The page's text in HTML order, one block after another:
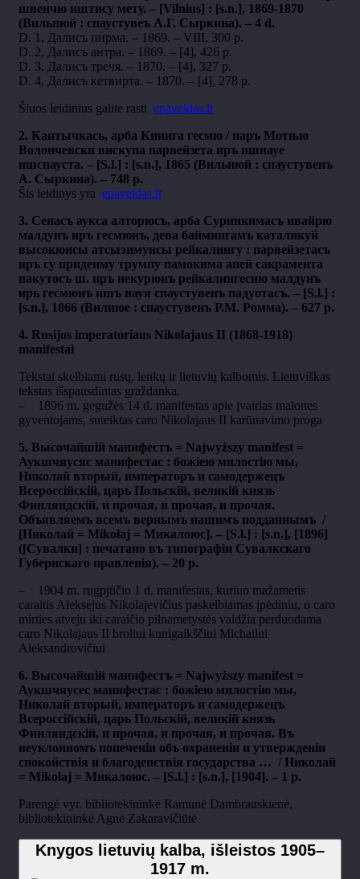
швенчю иштису мету. – [Vilnius] : [s.n.], 1869-1870
(Вильнюй : спаустувеъ А.Г. Сыркина). – 4 d.
D. 1, Далисъ пирма. – 1869. – VIII, 300 p.
D. 2, Далисъ антра. – 1869. – [4], 426 p.
D. 3, Далисъ тречя. – 1870. – [4], 327 p.
D. 4, Далисъ кетвирта. – 1870. – [4], 278 p.
Šiuos leidinius galite rasti epaveldas.lt
2. Кантычкась, арба Книнга гесмю / паръ Мотњю
Волончевски вискупа парвейзета иръ ишнауе
ишспауста. – [S.l.] : [s.n.], 1865 (Вильнюй : спаустувенъ
А. Сыркина). – 748 p.
Šis leidinys yra epaveldas.lt
3. Сенасъ аукса алторюсъ, арба Суринкимасъ ивайрю
малдунъ иръ гесмюнъ, дева баймингамъ каталикуй
высокюнсы атсыэимунсы рейкалингу : парвейзетасъ
иръ су придеиму трумпу памокима апей сакрамента
пакутосъ ш. иръ некурюнъ рейкалингесню малдунъ
ирь гесмюнъ ишъ науя спаустувенъ падуотасъ. – [S.l.] :
[s.n.], 1866 (Вилнюе : спаустувенъ Р.М. Ромма). – 627 p.
4. Rusijos imperatoriaus Nikolajaus II (1868-1918)
manifestai
Tekstai skelbiami rusų, lenkų ir lietuvių kalbomis. Lietuviškas
tekstas išspausdintas graždanka.
– 1896 m. gegužės 14 d. manifestas apie įvairias malones
gyventojams, suteiktas caro Nikolajaus II karūnavimo proga
5. Высочайшiй манифестъ = Najwyższy manifest =
Аукшчяусяс манифестас : божіею милостію мы,
Николай вторый, императоръ и самодержецъ
Всероссійскій, царь Польскій, великій князь
Финляндскій, и прочая, и прочая, и прочая.
Объявляемъ всемъ вернымъ нашимъ подданнымъ /
[Николай = Mikołaj = Микалоюс]. – [S.l.] : [s.n.], [1896]
([Сувалки] : печатано въ типографіи Сувалкскаго
Губернскаго правленія). – 20 p.
– 1904 m. rugpjūčio 1 d. manifestas, kuriuo mažametis
caraitis Aleksejus Nikolajevičius paskelbiamas įpėdiniu, o caro
mirties atveju iki caraičio pilnametystės valdžia perduodama
caro Nikolajaus II broliui kunigaikščiui Michailui
Aleksandrovičiui
6. Высочайшiй манифестъ = Najwyższy manifest =
Аукшчяусeс манифестас : божіею милостію мы,
Николай вторый, императоръ и самодержецъ
Всероссійскій, царь Польскій, великій князь
Финляндскій, и прочая, и прочая, и прочая. Въ
неуклонномъ попеченiи объ охраненiи и утвержденiи
спокойствiя и благоденствiя государства … / Николай
= Mikołaj = Микалоюс. – [S.l.] : [s.n.], [1904]. – 1 p.
Parengė vyr. bibliotekininkė Ramunė Dambrauskienė,
bibliotekininkė Agnė Zakaravičiūtė
Knygos lietuvių kalba, išleistos 1905–
1917 m.